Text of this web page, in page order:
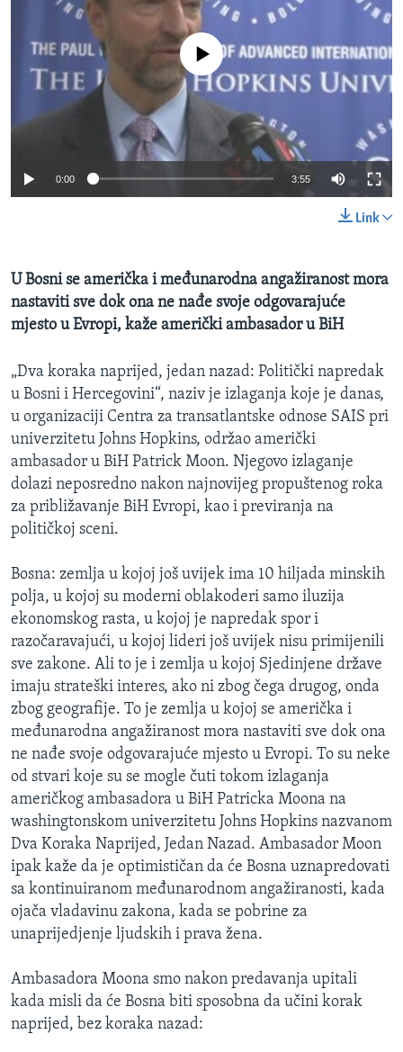
MAGAZIN
O GLASU AMERIKE
Learning English
No media source currently available
0:00 3:55
Link
U Bosni se američka i međunarodna angažiranost mora
nastaviti sve dok ona ne nađe svoje odgovarajuće
mjesto u Evropi, kaže američki ambasador u BiH
„Dva koraka naprijed, jedan nazad: Politički napredak
u Bosni i Hercegovini“, naziv je izlaganja koje je danas,
u organizaciji Centra za transatlantske odnose SAIS pri
univerzitetu Johns Hopkins, održao američki
ambasador u BiH Patrick Moon. Njegovo izlaganje
dolazi neposredno nakon najnovijeg propuštenog roka
za približavanje BiH Evropi, kao i previranja na
političkoj sceni.
Bosna: zemlja u kojoj još uvijek ima 10 hiljada minskih
polja, u kojoj su moderni oblakoderi samo iluzija
ekonomskog rasta, u kojoj je napredak spor i
razočaravajući, u kojoj lideri još uvijek nisu primijenili
sve zakone. Ali to je i zemlja u kojoj Sjedinjene države
imaju strateški interes, ako ni zbog čega drugog, onda
zbog geografije. To je zemlja u kojoj se američka i
međunarodna angažiranost mora nastaviti sve dok ona
ne nađe svoje odgovarajuće mjesto u Evropi. To su neke
od stvari koje su se mogle čuti tokom izlaganja
američkog ambasadora u BiH Patricka Moona na
washingtonskom univerzitetu Johns Hopkins nazvanom
Dva Koraka Naprijed, Jedan Nazad. Ambasador Moon
ipak kaže da je optimističan da će Bosna uznapredovati
sa kontinuiranom međunarodnom angažiranosti, kada
ojača vladavinu zakona, kada se pobrine za
unaprijedjenje ljudskih i prava žena.
Ambasadora Moona smo nakon predavanja upitali
kada misli da će Bosna biti sposobna da učini korak
naprijed, bez koraka nazad: